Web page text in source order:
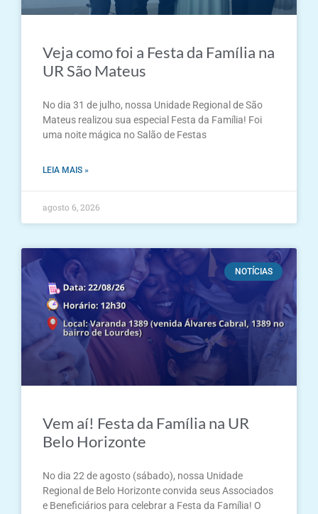
Veja como foi a Festa da Família na
UR São Mateus
No dia 31 de julho, nossa Unidade Regional de São
Mateus realizou sua especial Festa da Família! Foi
uma noite mágica no Salão de Festas
LEIA MAIS »
agosto 6, 2026
NOTÍCIAS
Vem aí! Festa da Família na UR
Belo Horizonte
No dia 22 de agosto (sábado), nossa Unidade
Regional de Belo Horizonte convida seus Associados
e Beneficiários para celebrar a Festa da Família! O